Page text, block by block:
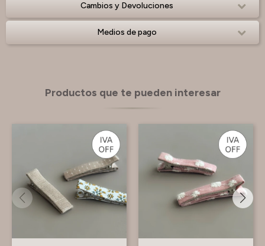
Cambios y Devoluciones
Medios de pago
Productos que te pueden interesar